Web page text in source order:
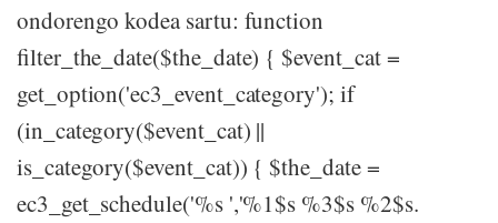
ondorengo kodea sartu: function
filter_the_date($the_date) { $event_cat =
get_option('ec3_event_category'); if
(in_category($event_cat) ||
is_category($event_cat)) { $the_date =
ec3_get_schedule('%s ','%1$s %3$s %2$s.